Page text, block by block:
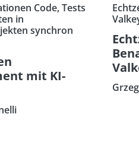
Code, Tests
in
synchron
mit KI-